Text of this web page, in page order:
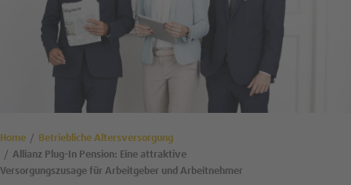
Home
Betriebliche Altersversorgung
Allianz Plug-In Pension: Eine attraktive
Versorgungszusage für Arbeitgeber und Arbeitnehmer